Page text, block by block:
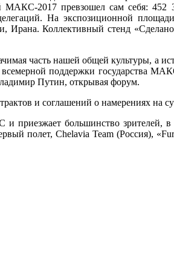
МАКС-2017 превзошел сам себя: 452
На экспозиционной
Коллективный стенд
часть нашей общей культуры, а
всемерной поддержки государства
Путин, открывая форум.
и соглашений о намерениях на
приезжает большинство зрителей,
полет, Сhelavia Team (Россия),